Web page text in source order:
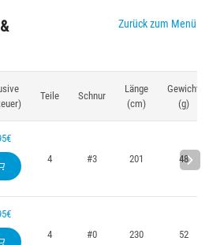
Zurück zum Menü
Teile Schnur
Länge
(cm)
Gewicht
(g)
4
#3 201 48
4
#0 230 52